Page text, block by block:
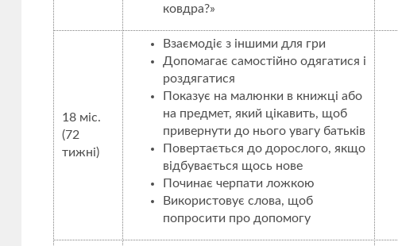
ковдра?»
18 міс.
(72
тижні)
Взаємодіє з іншими для гри
Допомагає самостійно одягатися і
роздягатися
Показує на малюнки в книжці або
на предмет, який цікавить, щоб
привернути до нього увагу батьків
Повертається до дорослого, якщо
відбувається щось нове
Починає черпати ложкою
Використовує слова, щоб
попросити про допомогу